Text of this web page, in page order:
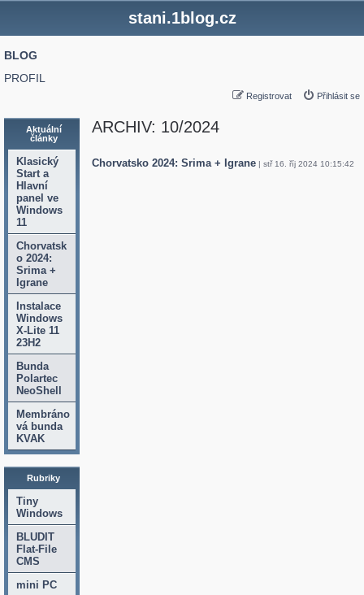
stani.1blog.cz
BLOG
PROFIL
Registrovat Přihlásit se
Aktuální
články
Klasický
Start a
Hlavní
panel ve
Windows
11
Chorvatsk
o 2024:
Srima +
Igrane
Instalace
Windows
X-Lite 11
23H2
Bunda
Polartec
NeoShell
Membráno
vá bunda
KVAK
Rubriky
Tiny
Windows
BLUDIT
Flat-File
CMS
mini PC
ARCHIV: 10/2024
Chorvatsko 2024: Srima + Igrane| stř 16. říj 2024 10:15:42